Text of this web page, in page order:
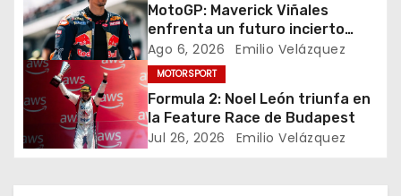
i
ó
n
d
MotoGP: Maverick Viñales
enfrenta un futuro incierto
tras resultados
decepcionantes
Ago 6, 2026 Emilio Velázquez
MOTORSPORT
Formula 2: Noel León triunfa en
la Feature Race de Budapest
Jul 26, 2026 Emilio Velázquez